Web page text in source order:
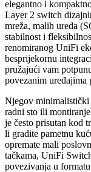
elegantno i
Layer 2 switch
mreža, malih ureda
stabilnost i
renomiranog UniFi
besprijekornu
pružajući vam
povezanim uređajima
Njegov minimalistički
radni sto ili
je često prisutan kod
li gradite pametnu
opremate mali
tačkama, UniFi
povezivanja u